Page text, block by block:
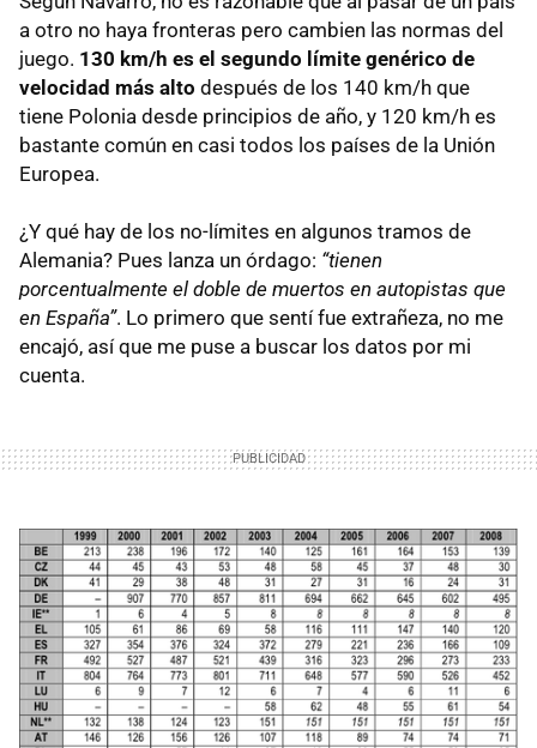
a otro no haya fronteras pero cambien las normas del
juego. 130 km/h es el segundo límite genérico de
velocidad más alto después de los 140 km/h que
tiene Polonia desde principios de año, y 120 km/h es
bastante común en casi todos los países de la Unión
Europea.
¿Y qué hay de los no-límites en algunos tramos de
Alemania? Pues lanza un órdago: “tienen
porcentualmente el doble de muertos en autopistas que
en España”. Lo primero que sentí fue extrañeza, no me
encajó, así que me puse a buscar los datos por mi
cuenta.